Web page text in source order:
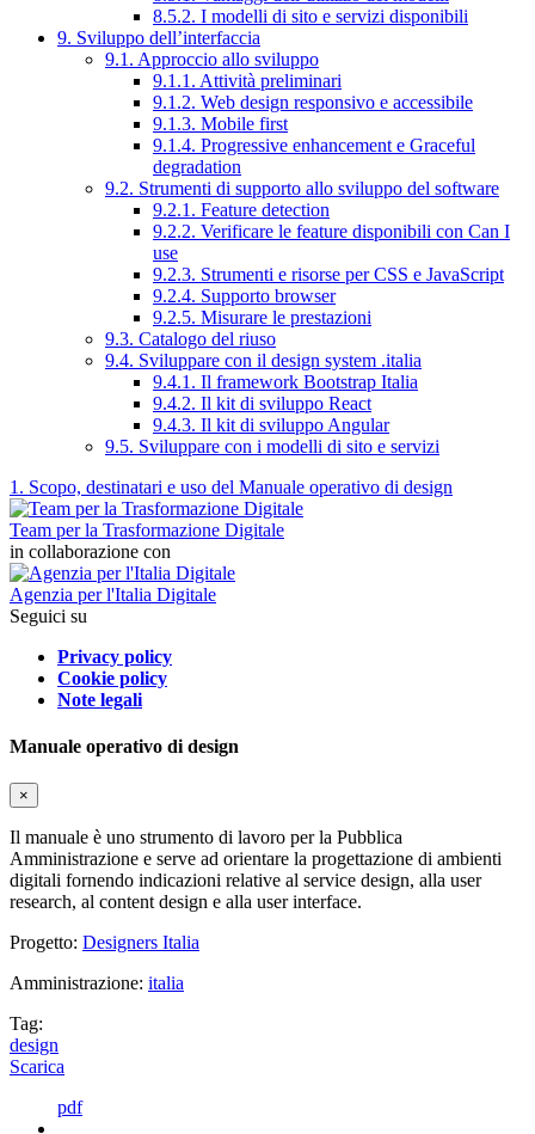
8.5.2. I modelli di sito e servizi disponibili
9. Sviluppo dell’interfaccia
9.1. Approccio allo sviluppo
9.1.1. Attività preliminari
9.1.2. Web design responsivo e accessibile
9.1.3. Mobile first
9.1.4. Progressive enhancement e Graceful
degradation
9.2. Strumenti di supporto allo sviluppo del software
9.2.1. Feature detection
9.2.2. Verificare le feature disponibili con Can I
use
9.2.3. Strumenti e risorse per CSS e JavaScript
9.2.4. Supporto browser
9.2.5. Misurare le prestazioni
9.3. Catalogo del riuso
9.4. Sviluppare con il design system .italia
9.4.1. Il framework Bootstrap Italia
9.4.2. Il kit di sviluppo React
9.4.3. Il kit di sviluppo Angular
9.5. Sviluppare con i modelli di sito e servizi
1. Scopo, destinatari e uso del Manuale operativo di design
Team per la Trasformazione Digitale
in collaborazione con
Agenzia per l'Italia Digitale
Seguici su
Privacy policy
Cookie policy
Note legali
Manuale operativo di design
×
Il manuale è uno strumento di lavoro per la Pubblica
Amministrazione e serve ad orientare la progettazione di ambienti
digitali fornendo indicazioni relative al service design, alla user
research, al content design e alla user interface.
Progetto: Designers Italia
Amministrazione: italia
Tag:
design
Scarica
pdf